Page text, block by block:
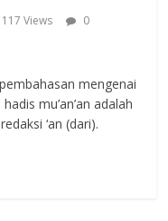
Views
0
mengenai
mu’an’an adalah
‘an (dari).